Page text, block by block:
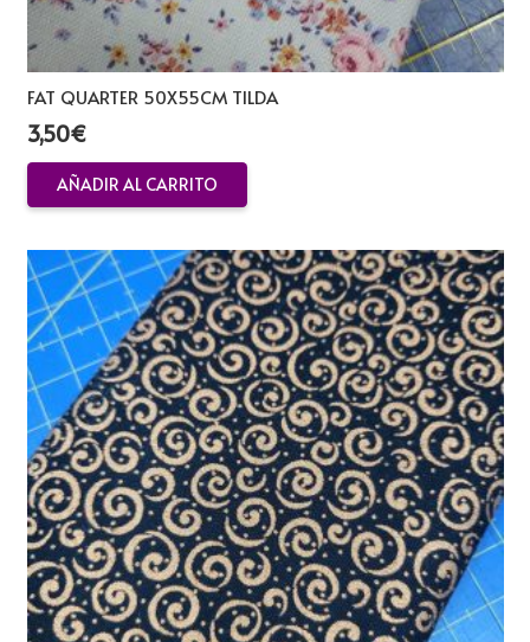
FAT QUARTER 50X55CM TILDA
3,50€
AÑADIR AL CARRITO